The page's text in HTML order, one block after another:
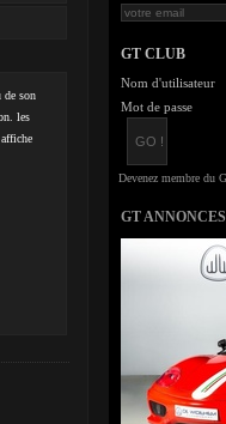
de son
les
GT CLUB
Nom d'utilisateur
Mot de passe
GT ANNONCES